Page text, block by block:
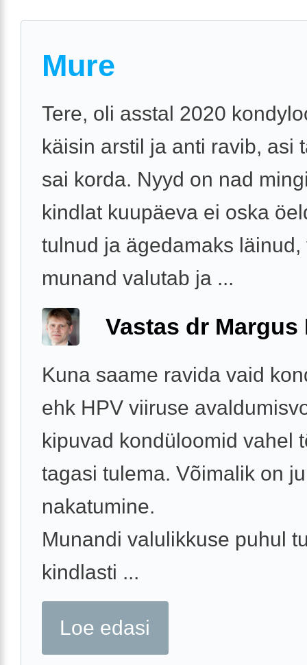
Mure
Tere, oli asstal 2020
käisin arstil ja anti ravib, asi
sai korda. Nyyd on nad
kindlat kuupäeva ei oska
tulnud ja ägedamaks läinud,
munand valutab ja ...
Vastas dr Margus
Kuna saame ravida vaid
ehk HPV viiruse
kipuvad kondüloomid vahel
tagasi tulema. Võimalik on
nakatumine.
Munandi valulikkuse puhul
kindlasti ...
Loe edasi